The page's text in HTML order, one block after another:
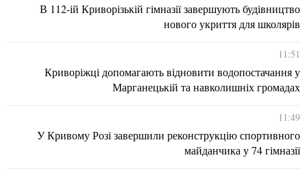
В 112-ій Криворізькій гімназії завершують будівництво
нового укриття для школярів
11:51
Криворіжці допомагають відновити водопостачання у
Марганецькій та навколишніх громадах
11:49
У Кривому Розі завершили реконструкцію спортивного
майданчика у 74 гімназії